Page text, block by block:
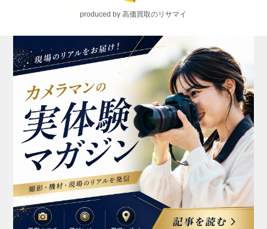
produced by 高価買取のリサマイ